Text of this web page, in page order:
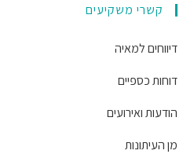
קשרי משקיעים
דיווחים למאיה
דוחות כספיים
הודעות ואירועים
מן העיתונות